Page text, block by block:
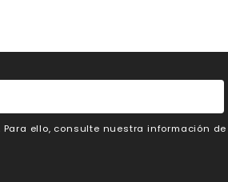
ello, consulte nuestra información